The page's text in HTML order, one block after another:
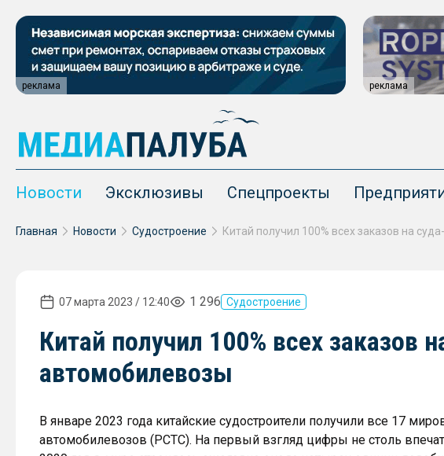
реклама реклама
Новости Эксклюзивы Спецпроекты
Главная Новости Судостроение
07 марта 2023 / 12:40 1 296 Судостроение
Китай получил 100% всех заказов
автомобилевозы
В январе 2023 года китайские судостроители получили все 17
автомобилевозов (PCTC). На первый взгляд цифры не столь